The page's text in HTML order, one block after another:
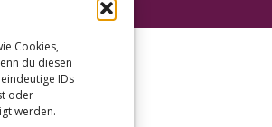
Cookies,
du diesen
IDs
oder
werden.